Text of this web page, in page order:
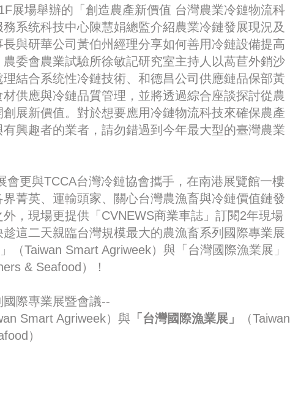
展場舉辦的「創造農產新價值 台灣農業冷鏈物流科
系统科技中心陳慧娟總監介紹農業冷鏈發展現況及
與研華公司黃伯州經理分享如何善用冷鏈設備提高
委會農業試驗所徐敏記研究室主持人以萵苣外銷沙
結合系统性冷鏈技術、和德昌公司供應鏈品保部黃
供應與冷鏈品質管理，並將透過綜合座談探討從農
展新價值。對於想要應用冷鏈物流科技來確保農產
興趣者的業者，請勿錯過到今年最大型的臺灣農業
會更與TCCA台灣冷鏈協會攜手，在南港展覽館一樓
菁英、運輸頭家、關心台灣農漁畜與冷鏈價值鏈發
，現場更提供「CVNEWS商業車誌」訂閱2年現場
這二天親臨台灣規模最大的農漁畜系列國際專業展
（Taiwan Smart Agriweek）與「台灣國際漁業展」
& Seafood）！
際專業展暨會議--
Smart Agriweek）與 「台灣國際漁業展」
（Taiwan
）